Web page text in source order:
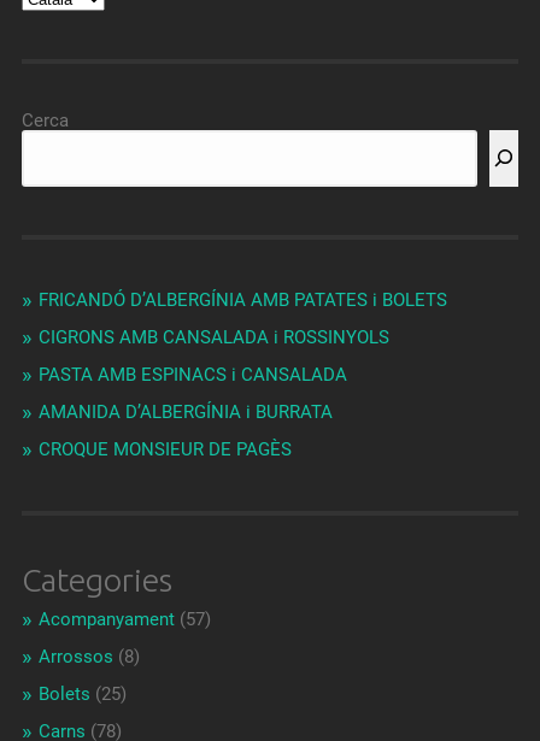
Cerca
FRICANDÓ D’ALBERGÍNIA AMB PATATES i BOLETS
CIGRONS AMB CANSALADA i ROSSINYOLS
PASTA AMB ESPINACS i CANSALADA
AMANIDA D’ALBERGÍNIA i BURRATA
CROQUE MONSIEUR DE PAGÈS
Categories
Acompanyament(57)
Arrossos (8)
Bolets (25)
Carns (78)